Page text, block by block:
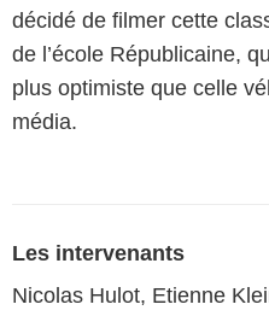
décidé de filmer cette
de l’école Républicaine,
plus optimiste que celle
média.
Les intervenants
Nicolas Hulot, Etienne